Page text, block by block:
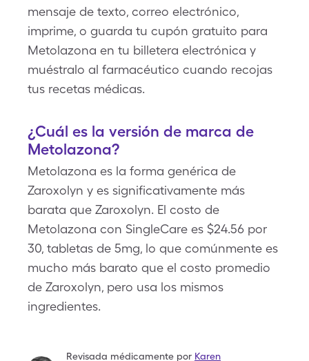
mensaje de texto, correo electrónico,
imprime, o guarda tu cupón gratuito para
Metolazona en tu billetera electrónica y
muéstralo al farmacéutico cuando recojas
tus recetas médicas.
¿Cuál es la versión de marca de
Metolazona?
Metolazona es la forma genérica de
Zaroxolyn y es significativamente más
barata que Zaroxolyn. El costo de
Metolazona con SingleCare es $24.56 por
30, tabletas de 5mg, lo que comúnmente es
mucho más barato que el costo promedio
de Zaroxolyn, pero usa los mismos
ingredientes.
Revisada médicamente por Karen